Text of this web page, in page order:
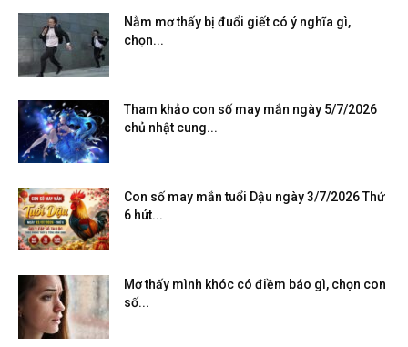
Nằm mơ thấy bị đuổi giết có ý nghĩa gì,
chọn...
Tham khảo con số may mắn ngày 5/7/2026
chủ nhật cung...
Con số may mắn tuổi Dậu ngày 3/7/2026 Thứ
6 hút...
Mơ thấy mình khóc có điềm báo gì, chọn con
số...